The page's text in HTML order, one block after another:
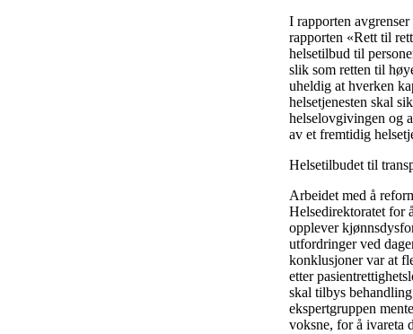
I rapporten
rapporten «Rett til
helsetilbud til
slik som retten til
uheldig at hverken
helsetjenesten skal
helselovgivingen og
av et fremtidig
Helsetilbudet til
Arbeidet med å
Helsedirektoratet for
opplever
utfordringer ved
konklusjoner var at
etter
skal tilbys
ekspertgruppen
voksne, for å ivareta